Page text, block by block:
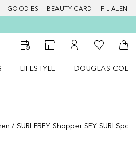
GOODIES BEAUTY CARD FILIALEN
Zum Storefinder
Zu Meinem
Zu Meiner
LIFESTYLE
DOUGLAS
SURI FREY Shopper SFY SURI